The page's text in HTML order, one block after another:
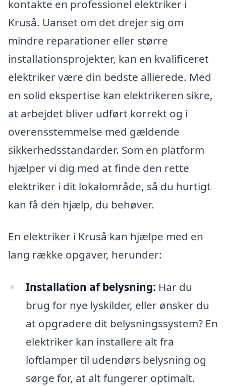
kontakte en professionel elektriker i
Kruså. Uanset om det drejer sig om
mindre reparationer eller større
installationsprojekter, kan en kvalificeret
elektriker være din bedste allierede. Med
en solid ekspertise kan elektrikeren sikre,
at arbejdet bliver udført korrekt og i
overensstemmelse med gældende
sikkerhedsstandarder. Som en platform
hjælper vi dig med at finde den rette
elektriker i dit lokalområde, så du hurtigt
kan få den hjælp, du behøver.
En elektriker i Kruså kan hjælpe med en
lang række opgaver, herunder:
Installation af belysning: Har du
brug for nye lyskilder, eller ønsker du
at opgradere dit belysningssystem? En
elektriker kan installere alt fra
loftlamper til udendørs belysning og
sørge for, at alt fungerer optimalt.